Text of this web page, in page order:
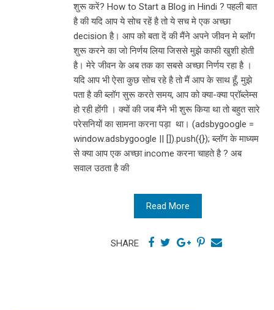
शुरू करें? How to Start a Blog in Hindi ? पहली बात
है की यदि आप ये सोच रहें है तो ये सच मे एक अच्छा
decision है। आप को बता दें की मैंने अपने जीवन मे ब्लॉग
शुरू करने का जो निर्णय लिया जिससे मुझे काफी खुशी होती
है। मेरे जीवन के अब तक का सबसे अच्छा निर्णय रहा है ।
यदि आप भी ऐसा कुछ सोच रहे है तो मैं आप के साथ हूँ, मुझे
पता है की ब्लॉग सुरू करते समय, आप को क्या-क्या प्रॉब्लेम्स
हो रही होंगी । क्यों की जब मैंने भी शुरू किया था तो बहुत सारे
परेसनियों का सामना करना पड़ा था। (adsbygoogle =
window.adsbygoogle || []).push({}); ब्लॉग के माध्यम
से क्या आप एक अच्छा income करना चाहते है ? अब
सवाल उठता है की
Read More
SHARE